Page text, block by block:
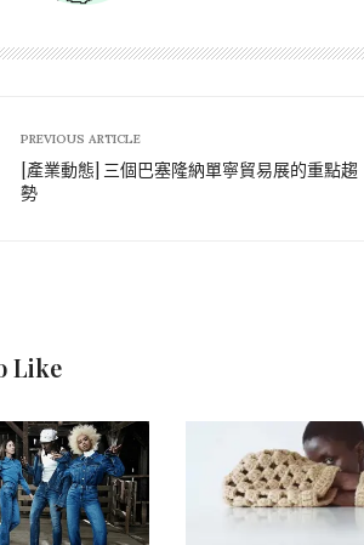
PREVIOUS ARTICLE
[產業動態] 三個巴塞隆納單寧貿易展的重點趨
勢
Like